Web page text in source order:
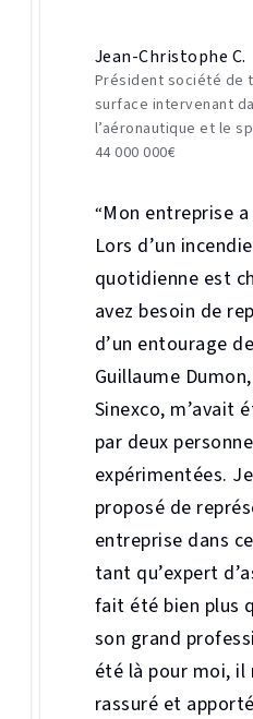
Jean-Christophe C.
Président société de
surface intervenant
l’aéronautique et le
44 000 000€
“Mon entreprise
Lors d’un
quotidienne est
avez besoin de
d’un entourage
Guillaume
Sinexco, m’avait
par deux
expérimentées.
proposé de
entreprise dans
tant qu’expert
fait été bien plus
son grand
été là pour moi, il
rassuré et